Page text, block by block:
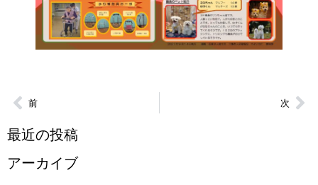
前 次
最近の投稿
アーカイブ